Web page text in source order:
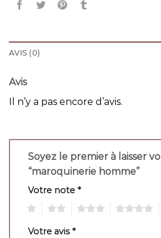
AVIS (0)
Avis
Il n’y a pas encore d’avis.
Soyez le premier à laisser
“maroquinerie homme”
Votre note *
Votre avis*